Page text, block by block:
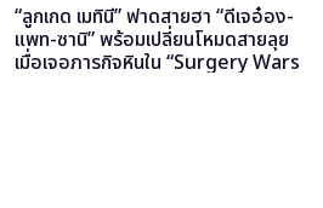
“ลูกเกด เมทินี” ฟาดสายฮา “ดีเจอ๋อง-
แพท-ซานิ” พร้อมเปลี่ยนโหมดสายลุย
เมื่อเจอภารกิจหินใน “Surgery Wars